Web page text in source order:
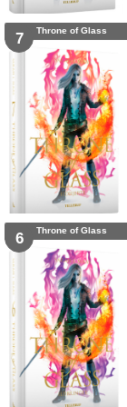
7 Throne of Glass
6 Throne of Glass